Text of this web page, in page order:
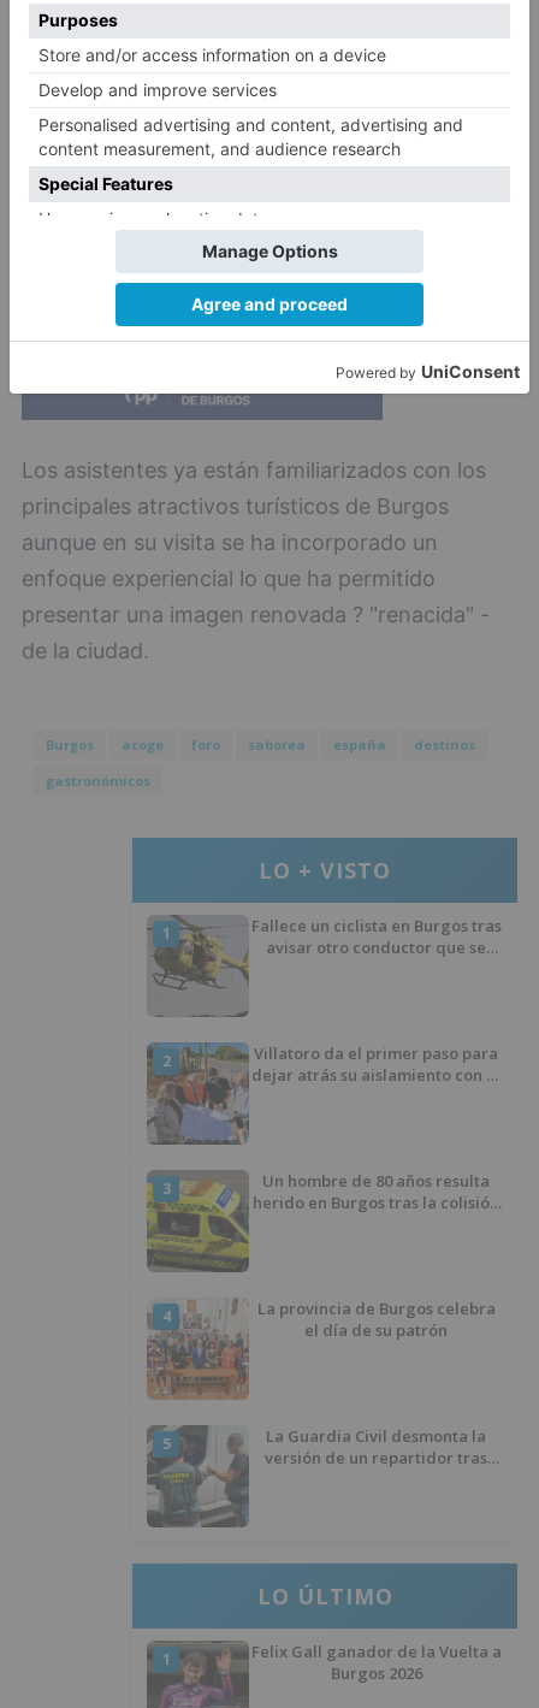
tanto el número como la calidad de los turistas
nacionales, aprovechando la visibilidad que
estos periodistas proporcionan a la ciudad.
Los asistentes ya están familiarizados con los
principales atractivos turísticos de Burgos
aunque en su visita se ha incorporado un
enfoque experiencial lo que ha permitido
presentar una imagen renovada ? "renacida" -
de la ciudad.
Burgos acoge foro saborea españa
destinos
gastronómicos
LO + VISTO
1
Fallece un ciclista en Burgos tras
avisar otro conductor que se
2
Villatoro da el primer paso para
dejar atrás su aislamiento con el
3
Un hombre de 80 años resulta
herido en Burgos tras la colisión
4
La provincia de Burgos celebra
el día de su patrón
5
La Guardia Civil desmonta la
versión de un repartidor tras
LO ÚLTIMO
1
Felix Gall ganador de la Vuelta a
Burgos 2026